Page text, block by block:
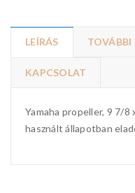
LEÍRÁS
KAPCSOLAT
Yamaha propeller, 9 7/8
használt állapotban